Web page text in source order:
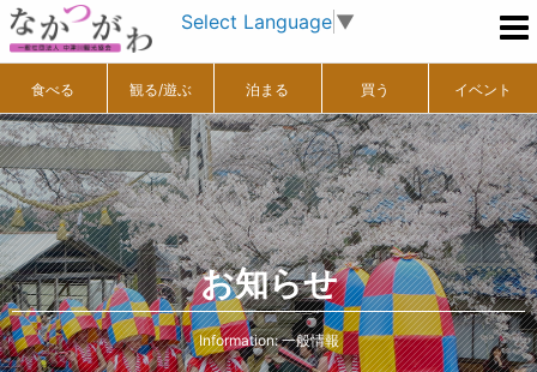
Select Language ▼
食べる 観る/遊ぶ 泊まる 買う イベント
お知らせ
Information: 一般情報